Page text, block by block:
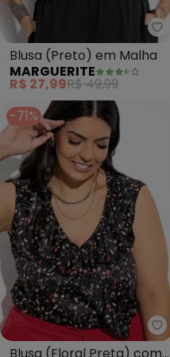
Blusa (Preto) em Malha
MARGUERITE
R$ 27,99R$ 49,99
-71%
Blusa (Floral Preta) com